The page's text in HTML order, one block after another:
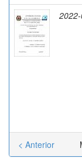
< Anterior